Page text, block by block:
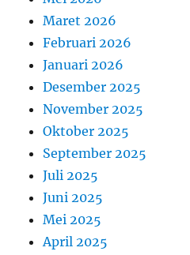
Maret 2026
Februari 2026
Januari 2026
Desember 2025
November 2025
Oktober 2025
September 2025
Juli 2025
Juni 2025
Mei 2025
April 2025